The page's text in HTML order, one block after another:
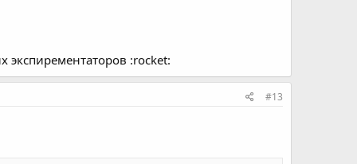
экспирементаторов :rocket:
#13